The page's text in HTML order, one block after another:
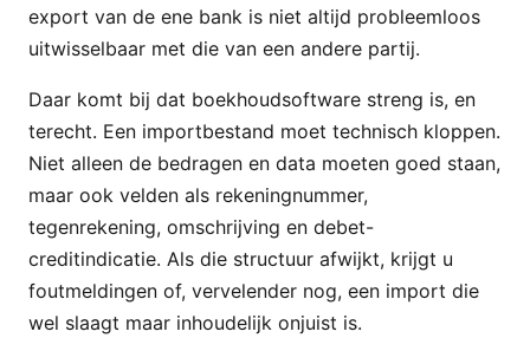
export van de ene bank is niet altijd probleemloos
uitwisselbaar met die van een andere partij.
Daar komt bij dat boekhoudsoftware streng is, en
terecht. Een importbestand moet technisch kloppen.
Niet alleen de bedragen en data moeten goed staan,
maar ook velden als rekeningnummer,
tegenrekening, omschrijving en debet-
creditindicatie. Als die structuur afwijkt, krijgt u
foutmeldingen of, vervelender nog, een import die
wel slaagt maar inhoudelijk onjuist is.